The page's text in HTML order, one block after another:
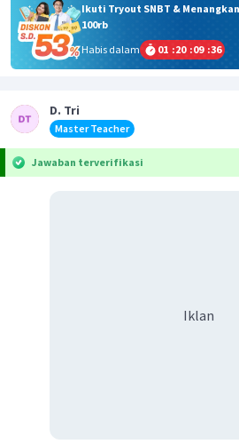
Ikuti Tryout SNBT &
100rb
Habis dalam
01 :20 :09 :35
D. Tri
Master Teacher
Jawaban terverifikasi
Iklan